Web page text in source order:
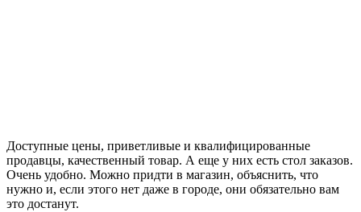
Доступные цены, приветливые и квалифицированные
продавцы, качественный товар. А еще у них есть стол заказов.
Очень удобно. Можно придти в магазин, объяснить, что
нужно и, если этого нет даже в городе, они обязательно вам
это достанут.